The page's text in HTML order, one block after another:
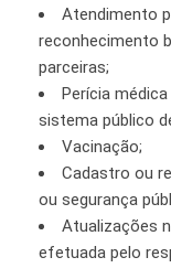
Atendimento
reconhecimento
parceiras;
Perícia
sistema público
Vacinação;
Cadastro ou
ou segurança
Atualizações
efetuada pelo